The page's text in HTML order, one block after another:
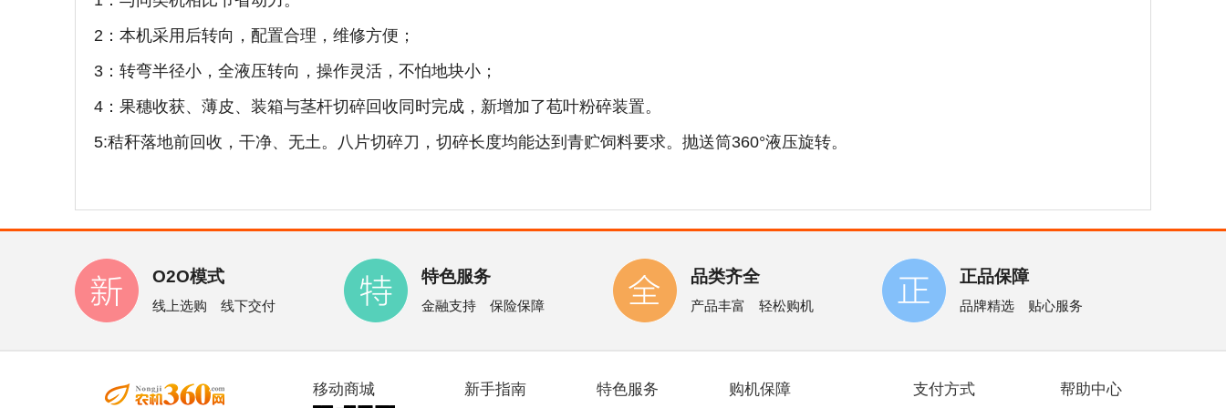
2：本机采用后转向，配置合理，维修方便；
3：转弯半径小，全液压转向，操作灵活，不怕地块小；
4：果穗收获、薄皮、装箱与茎杆切碎回收同时完成，新增加了苞叶粉碎装置。
5:秸秆落地前回收，干净、无土。八片切碎刀，切碎长度均能达到青贮饲料要求。抛送筒360°液压旋转。
O2O模式
线上选购 线下交付
特色服务
金融支持 保险保障
品类齐全
产品丰富 轻松购机
正品保障
品牌精选 贴心服务
移动商城 新手指南 特色服务 购机保障 支付方式 帮助中心